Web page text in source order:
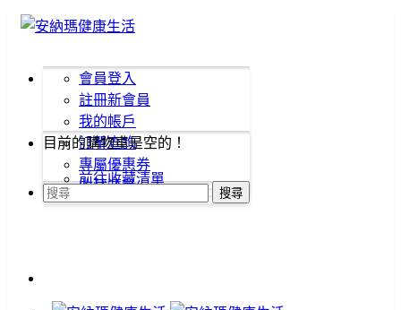
會員登入
註冊新會員
我的帳戶
訂單查詢
專屬優惠券
收藏清單
目前的購物車是空的！
前往收藏清單
搜尋